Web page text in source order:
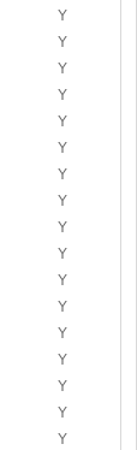
Y
Y
Y
Y
Y
Y
Y
Y
Y
Y
Y
Y
Y
Y
Y
Y
Y